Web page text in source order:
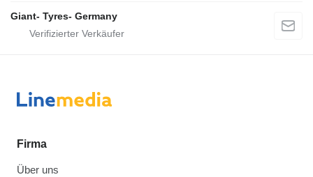
Giant- Tyres- Germany
Firma
Über uns